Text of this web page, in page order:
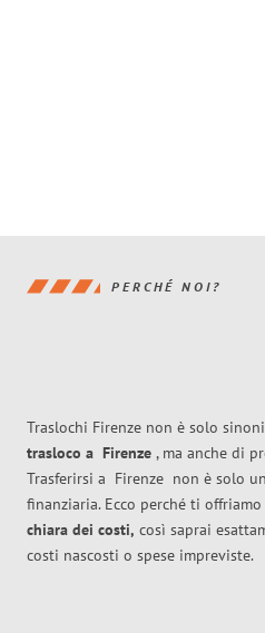
PERCHÉ NOI?
Traslochi Firenze non è solo
trasloco a Firenze , ma anche di
Trasferirsi a Firenze non è solo
finanziaria. Ecco perché ti offriamo
chiara dei costi, così saprai
costi nascosti o spese impreviste.